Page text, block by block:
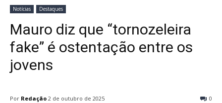
Notícias Destaques
Mauro diz que “tornozeleira
fake” é ostentação entre os
jovens
Por Redação 0
2 de outubro de 2025